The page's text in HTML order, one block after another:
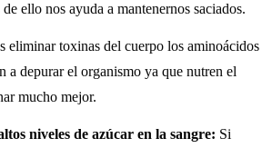
ello nos ayuda a mantenernos saciados.
eliminar toxinas del cuerpo los aminoácidos
a depurar el organismo ya que nutren el
mucho mejor.
niveles de azúcar en la sangre: Si